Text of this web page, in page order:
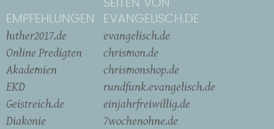
EMPFEHLUNGEN
luther2017.de
Online Predigten
Akademien
EKD
Geistreich.de
Diakonie
SEITEN VON
EVANGELISCH.DE
evangelisch.de
chrismon.de
chrismonshop.de
rundfunk.evangelisch.de
einjahrfreiwillig.de
7wochenohne.de